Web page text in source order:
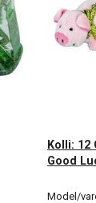
Kolli: 12
Good
Model/